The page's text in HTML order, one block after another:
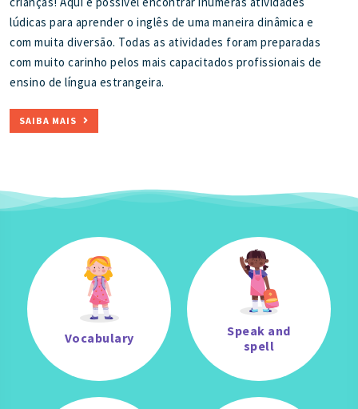
lúdicas para aprender o inglês de uma maneira dinâmica e
com muita diversão. Todas as atividades foram preparadas
com muito carinho pelos mais capacitados profissionais de
ensino de língua estrangeira.
SAIBA MAIS
Vocabulary
Speak and
spell